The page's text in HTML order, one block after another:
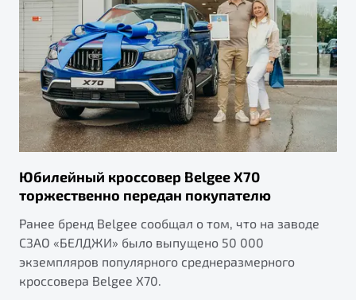
X70
Универсальный кроссовер
от 2 499 990 ₽*
Обзор В наличии
Автомобили в наличии
Тест-драйв
Автокредит
Спецпредложения
Будьте еще более уверены на дорогах с программой
"Помощь на дорогах"
Преимущества программы
Запись на сервис
Клиентская поддержка
Юбилейный кроссовер Belgee X70
торжественно передан покупателю
Ранее бренд Belgee сообщал о том, что на заводе
СЗАО «БЕЛДЖИ» было выпущено 50 000
экземпляров популярного среднеразмерного
кроссовера Belgee X70.